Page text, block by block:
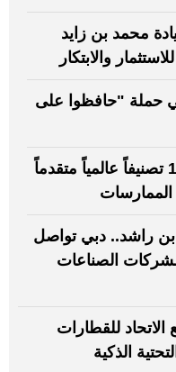
محمد بن زايد
والابتكار
حملة "حافظوا على
"كهرباء ومياه دبي" تحصد 11 تصنيفاً عالمياً متقدماً
الممارسات
راشد.. دبي تواصل
لشركات الصناعات
للقطارات
الذكية